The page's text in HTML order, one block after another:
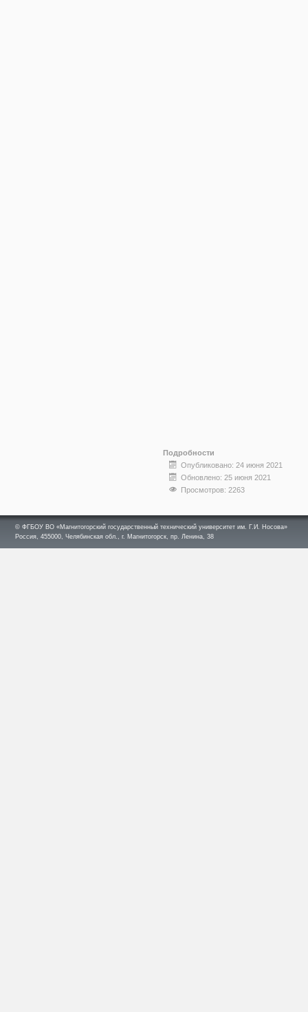
Подробности
Опубликовано: 24 июня 2021
Обновлено: 25 июня 2021
Просмотров: 2263
© ФГБОУ ВО «Магнитогорский государственный технический университет им. Г.И. Носова»
Россия, 455000, Челябинская обл., г. Магнитогорск, пр. Ленина, 38